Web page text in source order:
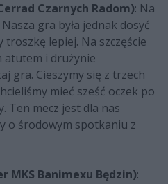
Czarnych Radom): Na
gra była jednak dosyć
lepiej. Na szczęście
atutem i drużynie
gra. Cieszymy się z trzech
mieć sześć oczek po
Ten mecz jest dla nas
o środowym spotkaniu z
MKS Banimexu Będzin):